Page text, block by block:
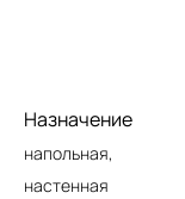
Назначение
напольная,
настенная